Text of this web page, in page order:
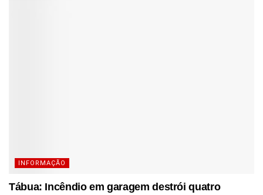
INFORMAÇÃO
Tábua: Incêndio em garagem destrói quatro